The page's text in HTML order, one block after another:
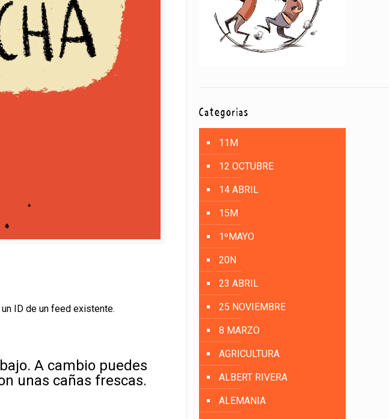
ID de un feed existente.
A cambio puedes
unas cañas frescas.
Categorías
11M
12 OCTUBRE
14 ABRIL
15M
1ºMAYO
20N
23 ABRIL
25 NOVIEMBRE
8 MARZO
AGRICULTURA
ALBERT RIVERA
ALEMANIA